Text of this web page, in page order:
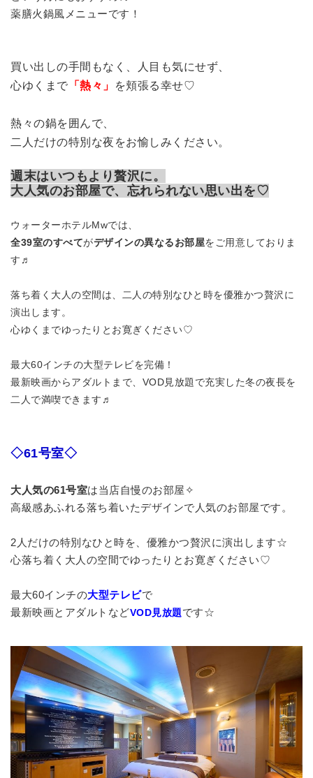
薬膳火鍋風メニューです！
買い出しの手間もなく、人目も気にせず、
心ゆくまで 「熱々」 を頬張る幸せ♡
熱々の鍋を囲んで、
二人だけの特別な夜をお愉しみください。
週末はいつもより贅沢に。
大人気のお部屋で、忘れられない思い出を♡
ウォーターホテルMwでは、
全39室のすべてがデザインの異なるお部屋をご用意しておりま
す♬
落ち着く大人の空間は、二人の特別なひと時を優雅かつ贅沢に
演出します。
心ゆくまでゆったりとお寛ぎください♡
最大60インチの大型テレビを完備！
最新映画からアダルトまで、VOD見放題で充実した冬の夜長を
二人で満喫できます♬
◇61号室◇
大人気の61号室は当店自慢のお部屋✧
高級感あふれる落ち着いたデザインで人気のお部屋です。
2人だけの特別なひと時を、優雅かつ贅沢に演出します☆
心落ち着く大人の空間でゆったりとお寛ぎください♡
最大60インチの大型テレビで
最新映画とアダルトなどVOD見放題です☆